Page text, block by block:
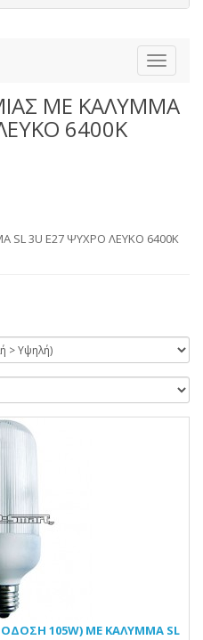
ΜΕ ΚΑΛΥΜΜΑ
6400Κ
3U E27 ΨΥΧΡΟ ΛΕΥΚΟ 6400Κ
105W) ΜΕ ΚΑΛΥΜΜΑ SL